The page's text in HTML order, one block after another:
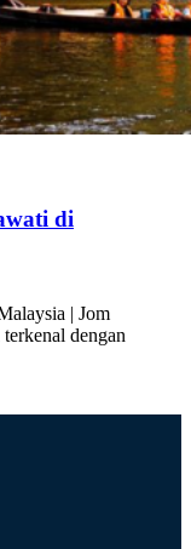
di
| Jom
dengan